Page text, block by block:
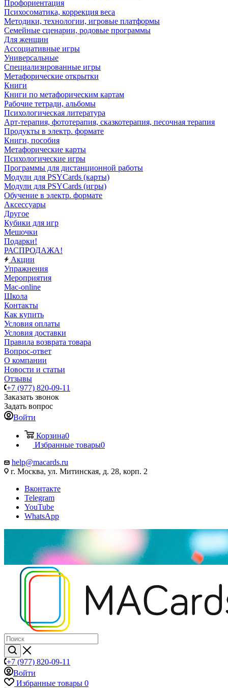
Профориентация
Психосоматика, коррекция веса
Методики, технологии, игровые платформы
Семейные сценарии, родовые программы
Для женщин
Ассоциативные игры
Универсальные
Специализированные игры
Метафорические открытки
Книги
Книги по метафорическим картам
Рабочие тетради, альбомы
Психологическая литература
Арт-терапия, фототерапия, сказкотерапия, песочная терапия
Продукты в электр. формате
Книги, пособия
Метафорические карты
Психологические игры
Программы для дистанционной работы
Модули для PSYCards (карты)
Модули для PSYCards (игры)
Обучение в электр. формате
Аксессуары
Другое
Кубики для игр
Мешочки
Подарки!
РАСПРОДАЖА!
Акции
Упражнения
Мероприятия
Mac-online
Школа
Контакты
Как купить
Условия оплаты
Условия доставки
Правила возврата товара
Вопрос-ответ
О компании
Новости и статьи
Отзывы
+7 (977) 820-09-11
Заказать звонок
Задать вопрос
Войти
Корзина0
Избранные товары0
help@macards.ru
г. Москва, ул. Митинская, д. 28, корп. 2
Вконтакте
Telegram
YouTube
WhatsApp
+7 (977) 820-09-11
Войти
Избранные товары 0